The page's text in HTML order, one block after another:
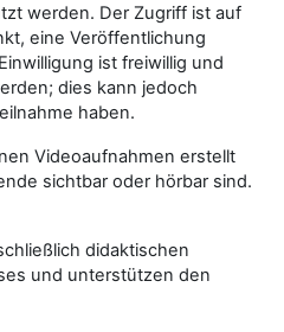
werden. Der Zugriff ist auf
eine Veröffentlichung
ist freiwillig und
dies kann jedoch
haben.
Videoaufnahmen erstellt
sichtbar oder hörbar sind.
didaktischen
und unterstützen den